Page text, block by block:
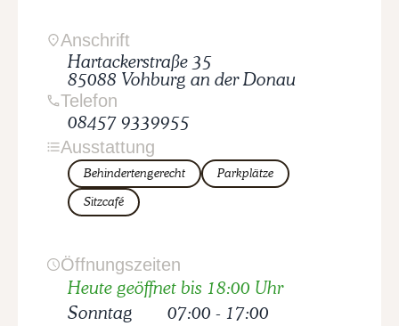
Anschrift
Hartackerstraße 35
85088 Vohburg an der Donau
Telefon
08457 9339955
Ausstattung
Behindertengerecht
Parkplätze
Sitzcafé
Öffnungszeiten
Heute geöffnet bis 18:00 Uhr
Sonntag
07:00 - 17:00